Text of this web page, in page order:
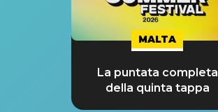
MALTA
La puntata completa
della quinta tappa